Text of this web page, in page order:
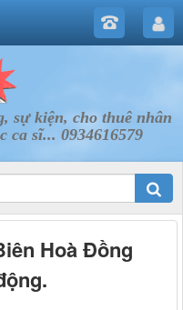
sự kiện, cho thuê nhân
ca sĩ... 0934616579
Hoà Đồng